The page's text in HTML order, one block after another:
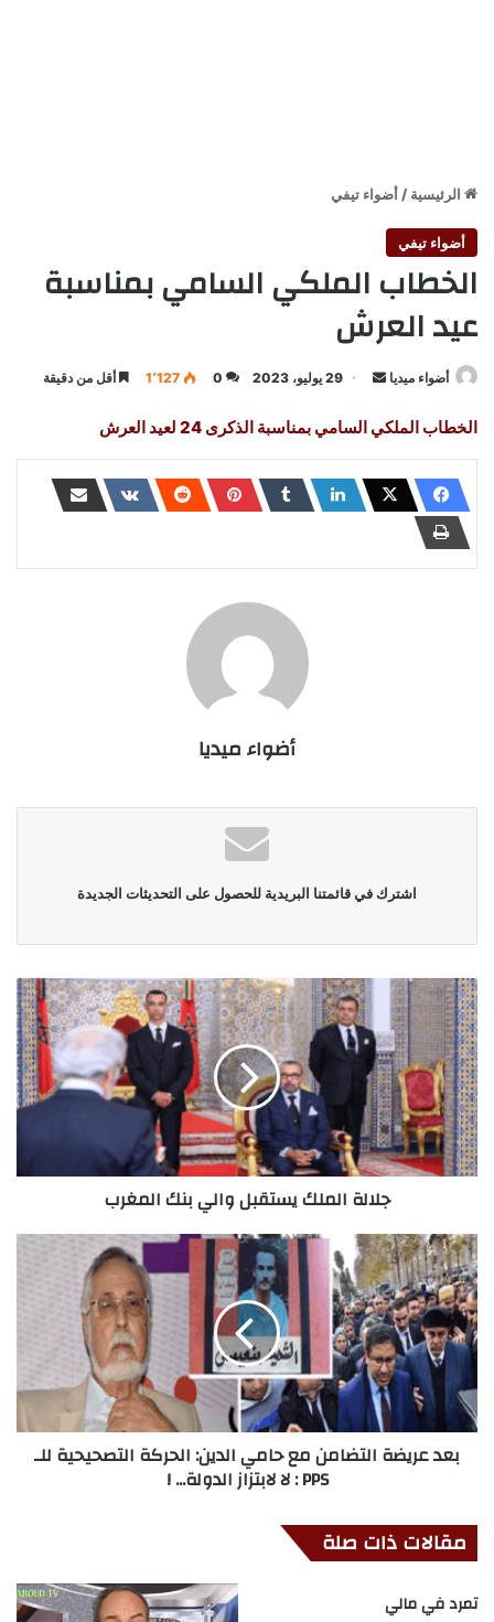
الرئيسية / أضواء تيفي
أضواء تيفي
الخطاب الملكي السامي بمناسبة
عيد العرش
أضواء ميديا
أرسل
إلكترونيا
29 يوليو، 2023 0 1٬127 أقل من دقيقة
الخطاب الملكي السامي بمناسبة الذكرى 24 لعيد العرش
أضواء ميديا
اشترك في قائمتنا البريدية للحصول على التحديثات الجديدة
جلالة الملك يستقبل والي بنك المغرب
بعد عريضة التضامن مع حامي الدين: الحركة التصحيحية للـ
PPS : لا لابتزاز الدولة... !
مقالات ذات صلة
تمرد في مالي